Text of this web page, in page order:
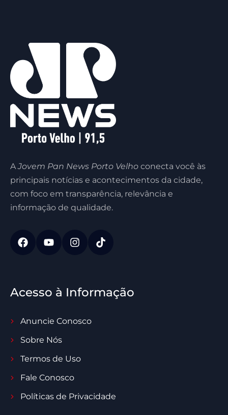
AJovem Pan News Porto Velho conecta você às
principais notícias e acontecimentos da cidade,
com foco em transparência, relevância e
informação de qualidade.
Acesso à Informação
Anuncie Conosco
Sobre Nós
Termos de Uso
Fale Conosco
Políticas de Privacidade